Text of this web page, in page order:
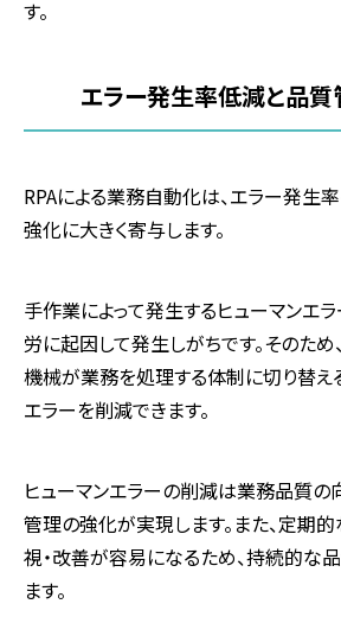
す。
エラー発生率低減と品
RPAによる業務自動化は、エラー発生
強化に大きく寄与します。
手作業によって発生するヒューマンエ
労に起因して発生しがちです。そのため、
機械が業務を処理する体制に切り替え
エラーを削減できます。
ヒューマンエラーの削減は業務品質の
管理の強化が実現します。また、定期
視・改善が容易になるため、持続的な
ます。